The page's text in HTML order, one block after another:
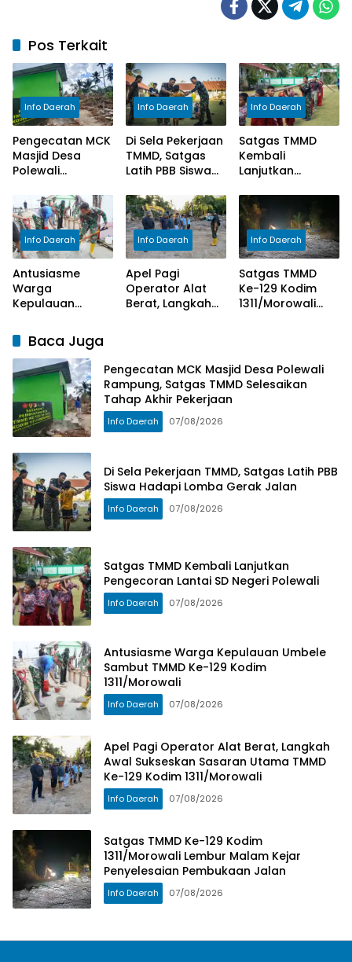
Pos Terkait
Info Daerah
Pengecatan MCK
Masjid Desa
Polewali
Satgas TMMD
Selesaikan
Tahap Akhir
Pekerjaan
Info Daerah
Di Sela Pekerjaan
TMMD, Satgas
Latih PBB Siswa
Gerak Jalan
Info Daerah
Satgas TMMD
Kembali
Lanjutkan
Lantai SD Negeri
Polewali
Info Daerah
Antusiasme
Warga
Kepulauan
TMMD Ke-129
Kodim
1311/Morowali
Info Daerah
Apel Pagi
Operator Alat
Berat, Langkah
Kodim
1311/Morowali
Info Daerah
Satgas TMMD
Ke-129 Kodim
1311/Morowali
Pembukaan
Jalan
Baca Juga
Pengecatan MCK Masjid Desa Polewali
Rampung, Satgas TMMD Selesaikan
Tahap Akhir Pekerjaan
Info Daerah 07/08/2026
Di Sela Pekerjaan TMMD, Satgas Latih PBB
Siswa Hadapi Lomba Gerak Jalan
Info Daerah 07/08/2026
Satgas TMMD Kembali Lanjutkan
Pengecoran Lantai SD Negeri Polewali
Info Daerah 07/08/2026
Antusiasme Warga Kepulauan Umbele
Sambut TMMD Ke-129 Kodim
1311/Morowali
Info Daerah 07/08/2026
Apel Pagi Operator Alat Berat, Langkah
Awal Sukseskan Sasaran Utama TMMD
Ke-129 Kodim 1311/Morowali
Info Daerah 07/08/2026
Satgas TMMD Ke-129 Kodim
1311/Morowali Lembur Malam Kejar
Penyelesaian Pembukaan Jalan
Info Daerah 07/08/2026